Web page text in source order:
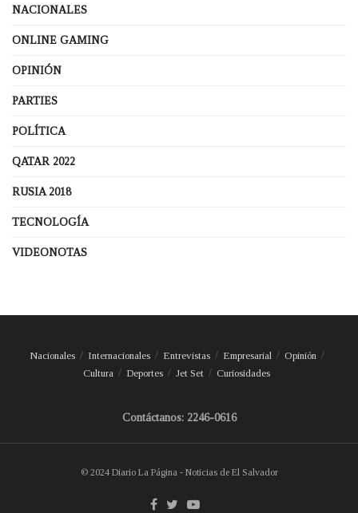
NACIONALES
ONLINE GAMING
OPINIÓN
PARTIES
POLÍTICA
QATAR 2022
RUSIA 2018
TECNOLOGÍA
VIDEONOTAS
Nacionales Internacionales Entrevistas Empresarial
Opinión
Cultura
Deportes Jet Set Curiosidades
Contáctanos: 2246-0616
© 2024 Diario La Página - Noticias de El Salvador